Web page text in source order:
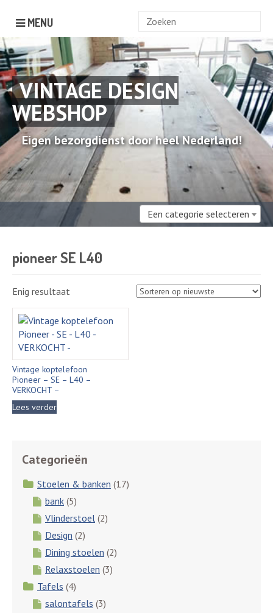
MENU
Zoek
VINTAGE DESIGN
WEBSHOP
Eigen bezorgdienst door heel Nederland!
Een categorie selecteren
pioneer SE L40
Enig resultaat
Vintage koptelefoon
Pioneer – SE – L40 –
VERKOCHT –
Lees verder
Categorieën
Stoelen & banken (17)
bank (5)
Vlinderstoel (2)
Design (2)
Dining stoelen (2)
Relaxstoelen (3)
Tafels (4)
salontafels (3)